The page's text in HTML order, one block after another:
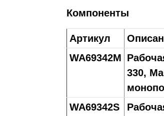
Компоненты
Артикул
WA69342M
330,
WA69342S